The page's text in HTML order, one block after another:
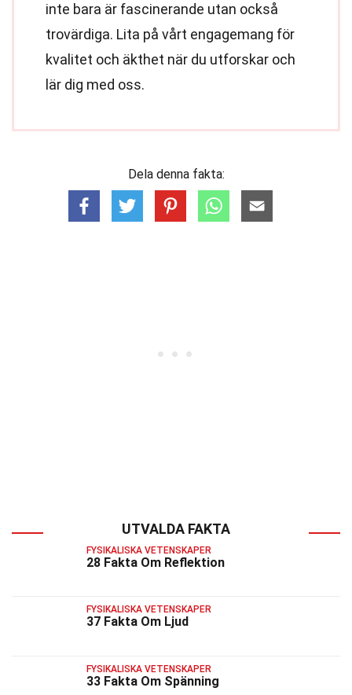
inte bara är fascinerande utan också
trovärdiga. Lita på vårt engagemang för
kvalitet och äkthet när du utforskar och
lär dig med oss.
Dela denna fakta:
UTVALDA FAKTA
FYSIKALISKA VETENSKAPER
28 Fakta Om Reflektion
FYSIKALISKA VETENSKAPER
37 Fakta Om Ljud
FYSIKALISKA VETENSKAPER
33 Fakta Om Spänning